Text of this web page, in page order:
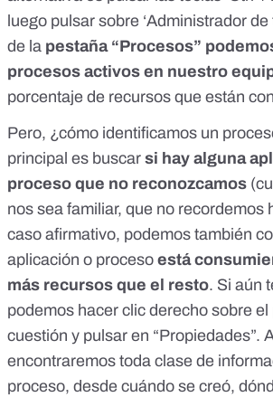
luego pulsar sobre ‘Administrador de
de la pestaña “Procesos”
procesos activos en nuestro
porcentaje de recursos que están
Pero, ¿cómo identificamos un
principal es buscar si hay alguna
proceso que no reconozcamos
nos sea familiar, que no recordemos
caso afirmativo, podemos también
aplicación o proceso está
más recursos que el resto. Si aún
podemos hacer clic derecho sobre el
cuestión y pulsar en “Propiedades”.
encontraremos toda clase de
proceso, desde cuándo se creó,